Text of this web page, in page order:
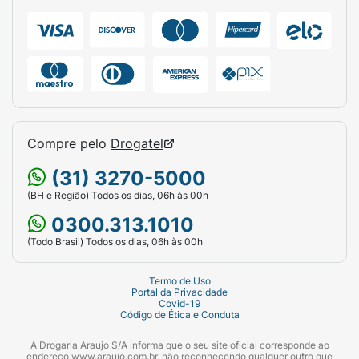
alcançar o tom desejado (o tempo pode
variar conforme a porosidade do fio).
Enxágue abundantemente até a retirada total
do produto. Para um resultado completo de
maciez e neutralização, utilize a Máscara
Matizadora da mesma linha.
Ficha Técnica:
Marca: Alfaparf.
Linha: Alta Moda (Tecnologia Profissional
Italiana).
Produto:Instant SOS Desamarelador
(Shampoo Matizador).
Cabelos loiros, descoloridos,
com mechas e grisalhos.
Compre pelo Drogatel
(31) 3270-5000
(BH e Região) Todos os dias, 06h às 00h
0300.313.1010
(Todo Brasil) Todos os dias, 06h às 00h
Termo de Uso
Portal da Privacidade
Covid-19
Código de Ética e Conduta
A Drogaria Araujo S/A informa que o seu site oficial corresponde ao
endereço www.araujo.com.br, não reconhecendo qualquer outro que